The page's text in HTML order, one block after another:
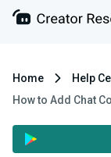
Home Help
How to Add Chat